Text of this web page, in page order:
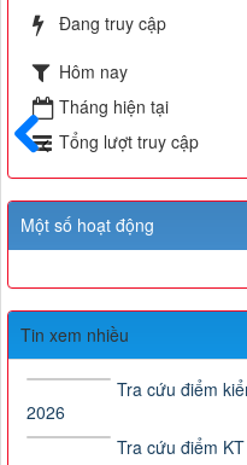
Đang truy cập
Hôm nay
Tháng hiện tại
Tổng lượt truy cập
Một số hoạt động
Tin xem nhiều
Tra cứu điểm
2026
Tra cứu điểm